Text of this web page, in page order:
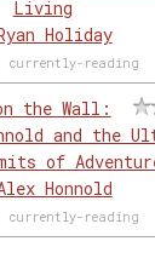
Living
Holiday
currently-reading
the Wall:
and the
of
Honnold
currently-reading